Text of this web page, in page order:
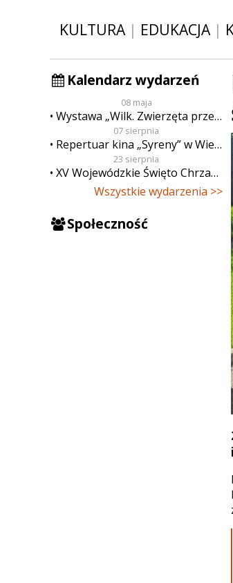
KULTURA| EDUKACJA|
Kalendarz wydarzeń
08 maja
Wystawa „Wilk. Zwierzęta przeklęte”
07 sierpnia
Repertuar kina „Syreny” w Wieluniu w dn. od 7 do 13 sierpnia
23 sierpnia
XV Wojewódzkie Święto Chrzanu
Wszystkie wydarzenia >>
Społeczność